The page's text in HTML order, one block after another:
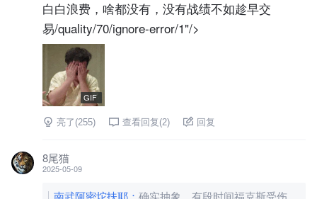
白白浪费，啥都没有，没有战绩不如趁早交
易/quality/70/ignore-error/1"/>
GIF
亮了(255) 查看回复(2) 回复
8尾猫
2025-05-09
南武阿密坨扶耶 ： 确实抽象，有段时间福克斯受伤，